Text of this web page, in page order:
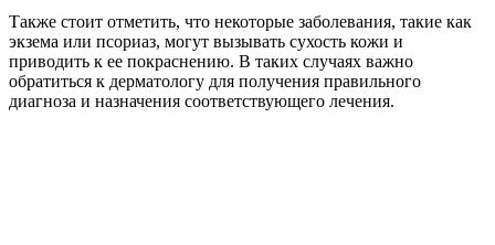
Также стоит отметить, что некоторые заболевания, такие как
экзема или псориаз, могут вызывать сухость кожи и
приводить к ее покраснению. В таких случаях важно
обратиться к дерматологу для получения правильного
диагноза и назначения соответствующего лечения.